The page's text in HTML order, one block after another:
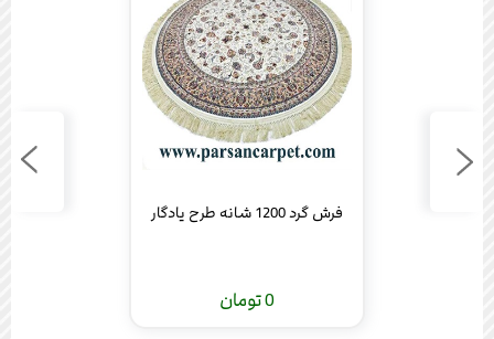
فرش گرد 1200 شانه طرح یادگار
0 تومان